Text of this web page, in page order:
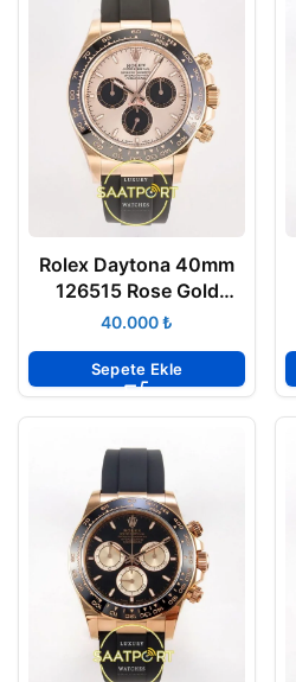
Rolex Daytona 40mm
126515 Rose Gold
Oysterflex ARF Factory
₺
Sepete Ekle